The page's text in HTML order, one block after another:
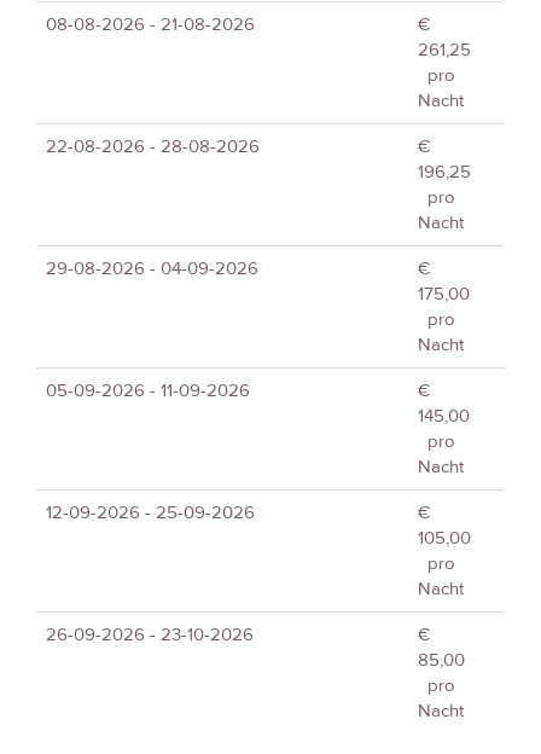
08-08-2026 - 21-08-2026
€
261,25
pro
Nacht
22-08-2026 - 28-08-2026
€
196,25
pro
Nacht
29-08-2026 - 04-09-2026
€
175,00
pro
Nacht
05-09-2026 - 11-09-2026
€
145,00
pro
Nacht
12-09-2026 - 25-09-2026
€
105,00
pro
Nacht
26-09-2026 - 23-10-2026
€
85,00
pro
Nacht